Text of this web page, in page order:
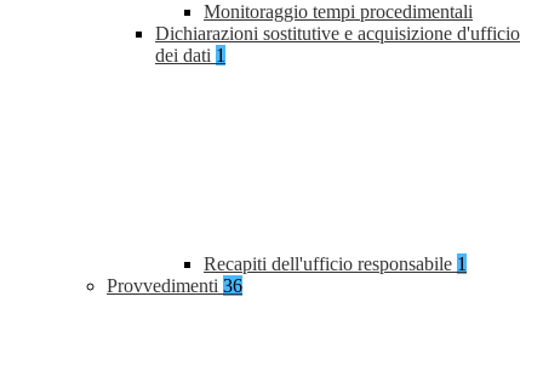
Monitoraggio tempi procedimentali
Dichiarazioni sostitutive e acquisizione d'ufficio
dei dati 1
Recapiti dell'ufficio responsabile 1
Provvedimenti 36